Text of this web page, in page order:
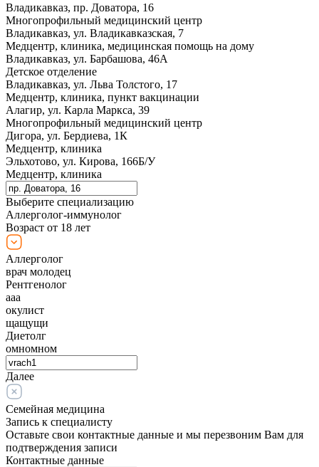
Владикавказ, пр. Доватора, 16
Многопрофильный медицинский центр
Владикавказ, ул. Владикавказская, 7
Медцентр, клиника, медицинская помощь на дому
Владикавказ, ул. Барбашова, 46А
Детское отделение
Владикавказ, ул. Льва Толстого, 17
Медцентр, клиника, пункт вакцинации
Алагир, ул. Карла Маркса, 39
Многопрофильный медицинский центр
Дигора, ул. Бердиева, 1К
Медцентр, клиника
Эльхотово, ул. Кирова, 166Б/У
Медцентр, клиника
Выберите специализацию
Аллерголог-иммунолог
Возраст от 18 лет
Аллерголог
врач молодец
Рентгенолог
ааа
окулист
щащущи
Диетолг
омномном
Далее
Семейная медицина
Запись к специалисту
Оставьте свои контактные данные и мы перезвоним Вам для
подтверждения записи
Контактные данные